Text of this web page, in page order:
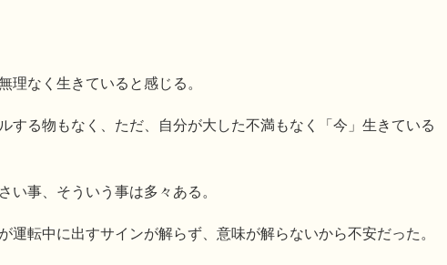
理なく生きていると感じる。
する物もなく、ただ、自分が大した不満もなく「今」生きている
い事、そういう事は多々ある。
運転中に出すサインが解らず、意味が解らないから不安だった。